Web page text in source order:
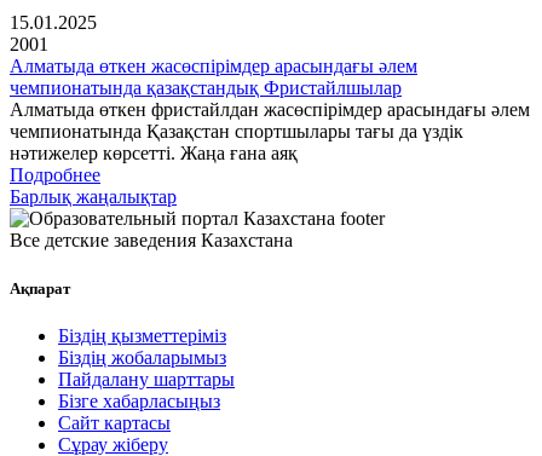
15.01.2025
2001
Алматыда өткен жасөспірімдер арасындағы әлем
чемпионатында қазақстандық Фристайлшылар
Алматыда өткен фристайлдан жасөспірімдер арасындағы әлем
чемпионатында Қазақстан спортшылары тағы да үздік
нәтижелер көрсетті. Жаңа ғана аяқ
Подробнее
Барлық жаңалықтар
Все детские заведения Казахстана
Ақпарат
Біздің қызметтеріміз
Біздің жобаларымыз
Пайдалану шарттары
Бізге хабарласыңыз
Сайт картасы
Сұрау жіберу